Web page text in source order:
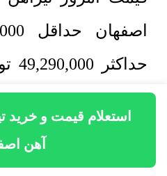
استعلام قیمت و خرید
آهن
اصفهان حداقل
حداکثر 49,290,000
گرفته است و
است. برای